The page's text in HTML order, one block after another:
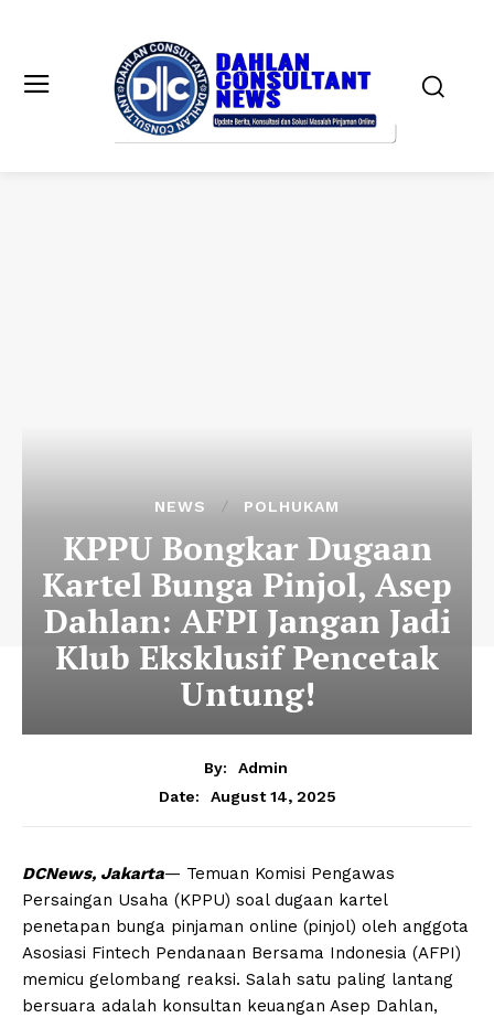
NEWS POLHUKAM
KPPU Bongkar Dugaan
Kartel Bunga Pinjol, Asep
Dahlan: AFPI Jangan Jadi
Klub Eksklusif Pencetak
Untung!
By:
Admin
Date:
August 14, 2025
DCNews, Jakarta— Temuan Komisi Pengawas
Persaingan Usaha (KPPU) soal dugaan kartel
penetapan bunga pinjaman online (pinjol) oleh anggota
Asosiasi Fintech Pendanaan Bersama Indonesia (AFPI)
memicu gelombang reaksi. Salah satu paling lantang
bersuara adalah konsultan keuangan Asep Dahlan,